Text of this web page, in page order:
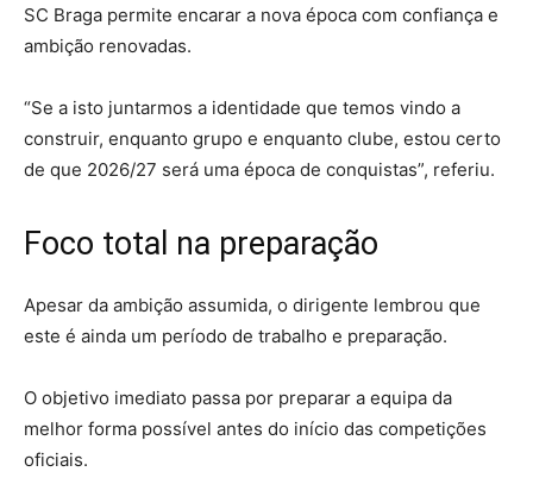
SC Braga permite encarar a nova época com confiança e
ambição renovadas.
“Se a isto juntarmos a identidade que temos vindo a
construir, enquanto grupo e enquanto clube, estou certo
de que 2026/27 será uma época de conquistas”, referiu.
Foco total na preparação
Apesar da ambição assumida, o dirigente lembrou que
este é ainda um período de trabalho e preparação.
O objetivo imediato passa por preparar a equipa da
melhor forma possível antes do início das competições
oficiais.